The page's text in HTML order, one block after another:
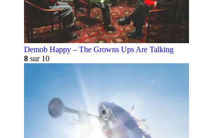
Demob Happy – The Growns Ups Are Talking
8 sur 10